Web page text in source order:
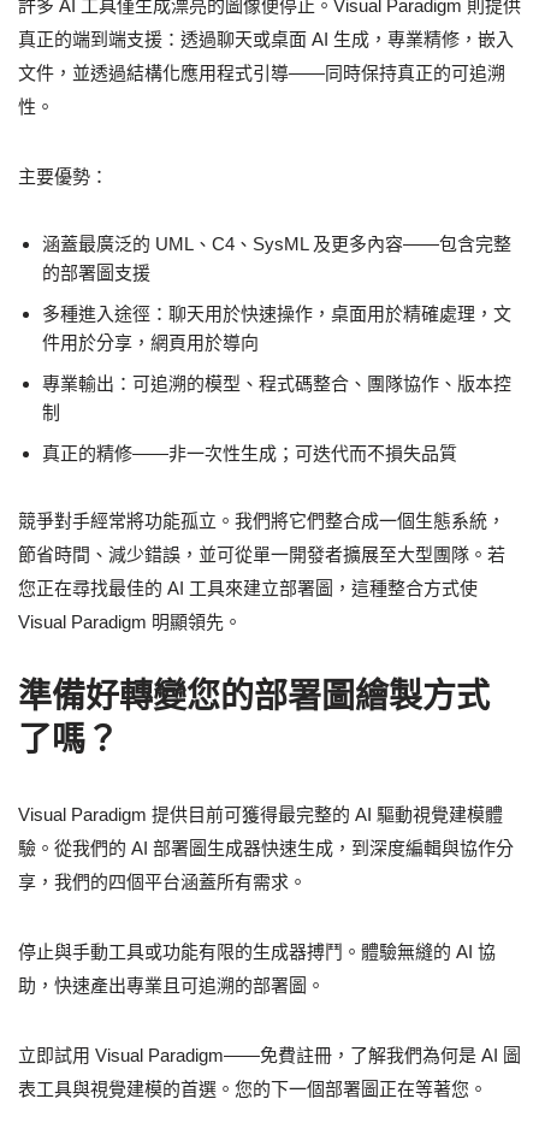
許多 AI 工具僅生成漂亮的圖像便停止。Visual Paradigm 則提供
真正的端到端支援：透過聊天或桌面 AI 生成，專業精修，嵌入
文件，並透過結構化應用程式引導——同時保持真正的可追溯
性。
主要優勢：
涵蓋最廣泛的 UML、C4、SysML 及更多內容——包含完整
的部署圖支援
多種進入途徑：聊天用於快速操作，桌面用於精確處理，文
件用於分享，網頁用於導向
專業輸出：可追溯的模型、程式碼整合、團隊協作、版本控
制
真正的精修——非一次性生成；可迭代而不損失品質
競爭對手經常將功能孤立。我們將它們整合成一個生態系統，
節省時間、減少錯誤，並可從單一開發者擴展至大型團隊。若
您正在尋找最佳的 AI 工具來建立部署圖，這種整合方式使
Visual Paradigm 明顯領先。
準備好轉變您的部署圖繪製方式
了嗎？
Visual Paradigm 提供目前可獲得最完整的 AI 驅動視覺建模體
驗。從我們的 AI 部署圖生成器快速生成，到深度編輯與協作分
享，我們的四個平台涵蓋所有需求。
停止與手動工具或功能有限的生成器搏鬥。體驗無縫的 AI 協
助，快速產出專業且可追溯的部署圖。
立即試用 Visual Paradigm——免費註冊，了解我們為何是 AI 圖
表工具與視覺建模的首選。您的下一個部署圖正在等著您。